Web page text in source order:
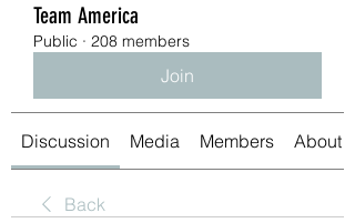
Team America
Public · 208 members
Join
Discussion Media Members About
Back